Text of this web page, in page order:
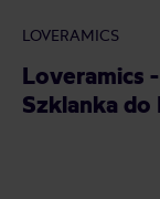
LOVERAMICS
Loveramics
Szklanka do